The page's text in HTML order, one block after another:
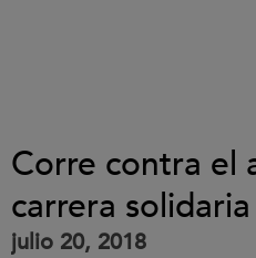
Corre contra el
carrera
julio 20, 2018